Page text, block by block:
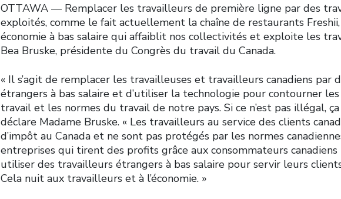
OTTAWA –– Remplacer les travailleurs de première ligne par des
exploités, comme le fait actuellement la chaîne de restaurants
économie à bas salaire qui affaiblit nos collectivités et exploite les
Bea Bruske, présidente du Congrès du travail du Canada.
« Il s’agit de remplacer les travailleuses et travailleurs canadiens par
étrangers à bas salaire et d’utiliser la technologie pour contourner
travail et les normes du travail de notre pays. Si ce n’est pas illégal, ça
déclare Madame Bruske. « Les travailleurs au service des clients
d’impôt au Canada et ne sont pas protégés par les normes
entreprises qui tirent des profits grâce aux consommateurs canadiens
utiliser des travailleurs étrangers à bas salaire pour servir leurs
Cela nuit aux travailleurs et à l’économie. »